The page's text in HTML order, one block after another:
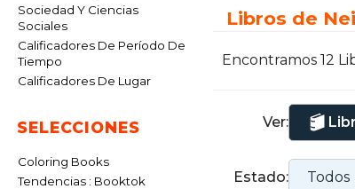
Sociedad Y Ciencias
Sociales
Calificadores De Período De
Tiempo
Calificadores De Lugar
SELECCIONES
Coloring Books
Tendencias : Booktok
Libros de
Encontramos 12
Ver:
Estado: Todos